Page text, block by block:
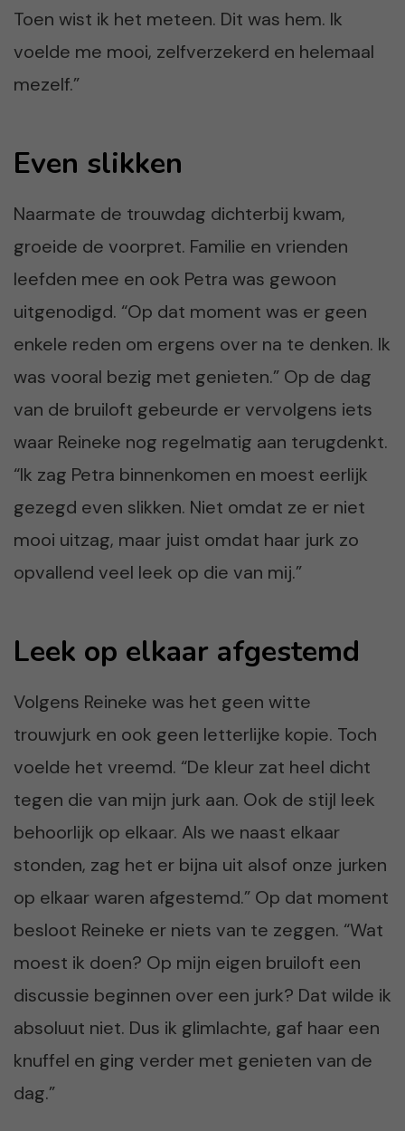
Toen wist ik het meteen. Dit was hem. Ik
voelde me mooi, zelfverzekerd en helemaal
mezelf.”
Even slikken
Naarmate de trouwdag dichterbij kwam,
groeide de voorpret. Familie en vrienden
leefden mee en ook Petra was gewoon
uitgenodigd. “Op dat moment was er geen
enkele reden om ergens over na te denken. Ik
was vooral bezig met genieten.” Op de dag
van de bruiloft gebeurde er vervolgens iets
waar Reineke nog regelmatig aan terugdenkt.
“Ik zag Petra binnenkomen en moest eerlijk
gezegd even slikken. Niet omdat ze er niet
mooi uitzag, maar juist omdat haar jurk zo
opvallend veel leek op die van mij.”
Leek op elkaar afgestemd
Volgens Reineke was het geen witte
trouwjurk en ook geen letterlijke kopie. Toch
voelde het vreemd. “De kleur zat heel dicht
tegen die van mijn jurk aan. Ook de stijl leek
behoorlijk op elkaar. Als we naast elkaar
stonden, zag het er bijna uit alsof onze jurken
op elkaar waren afgestemd.” Op dat moment
besloot Reineke er niets van te zeggen. “Wat
moest ik doen? Op mijn eigen bruiloft een
discussie beginnen over een jurk? Dat wilde ik
absoluut niet. Dus ik glimlachte, gaf haar een
knuffel en ging verder met genieten van de
dag.”